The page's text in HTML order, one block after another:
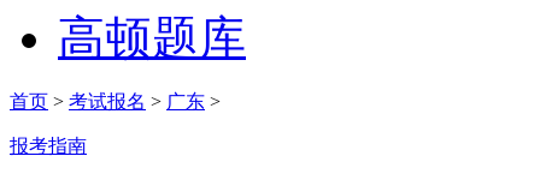
高顿题库
首页 > 考试报名 > 广东 >
报考指南